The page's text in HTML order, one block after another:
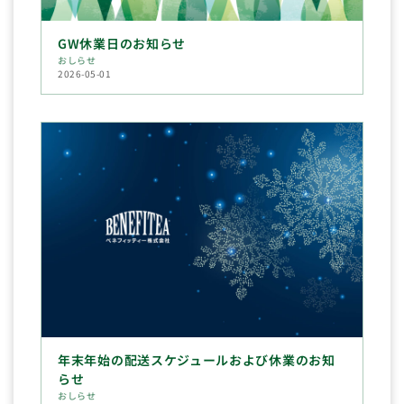
GW休業日のお知らせ
おしらせ
2026-05-01
年末年始の配送スケジュールおよび休業のお知
らせ
おしらせ